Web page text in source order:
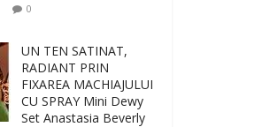
0
UN TEN SATINAT,
RADIANT PRIN
FIXAREA MACHIAJULUI
CU SPRAY Mini Dewy
Set Anastasia Beverly